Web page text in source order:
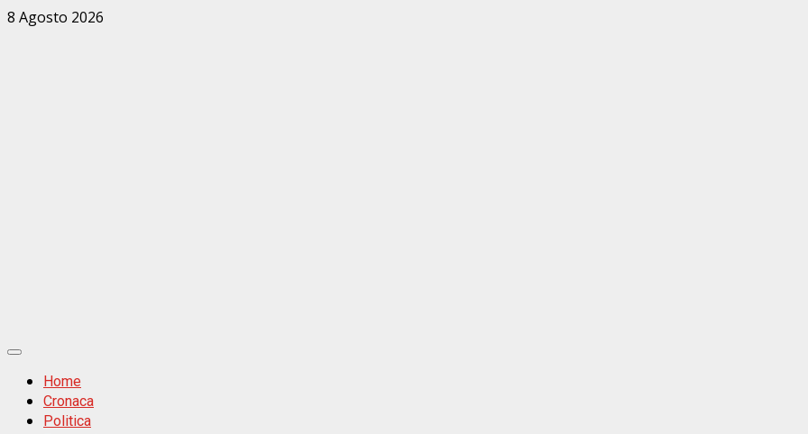
Zum
8 Agosto 2026
Primäres
MenüHome
Cronaca
Politica